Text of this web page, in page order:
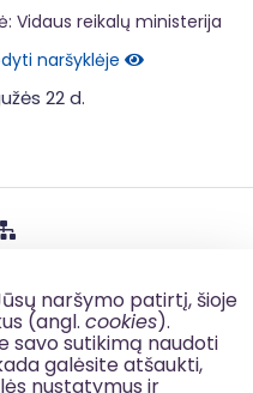
naršymo patirtį, šioje
(angl. cookies).
savo sutikimą naudoti
galėsite atšaukti,
nustatymus ir
Vidaus reikalų ministerija
naršyklėje
22 d.